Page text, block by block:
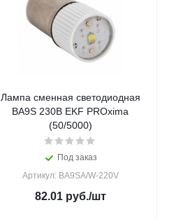
Лампа сменная светодиодная
BA9S 230В EKF PROxima
(50/5000)
Под заказ
Артикул: BA9SA/W-220V
82.01руб./шт